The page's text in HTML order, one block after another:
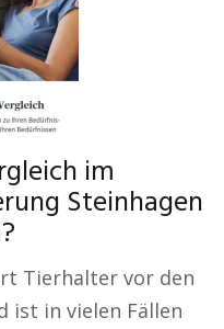
im
Steinhagen
Tierhalter vor den
ist in vielen Fällen